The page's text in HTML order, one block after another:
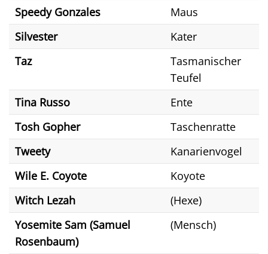
Speedy Gonzales
Maus
Silvester
Kater
Taz
Tasmanischer
Teufel
Tina Russo
Ente
Tosh Gopher
Taschenratte
Tweety
Kanarienvogel
Wile E. Coyote
Koyote
Witch Lezah
(Hexe)
Yosemite Sam (Samuel
Rosenbaum)
(Mensch)